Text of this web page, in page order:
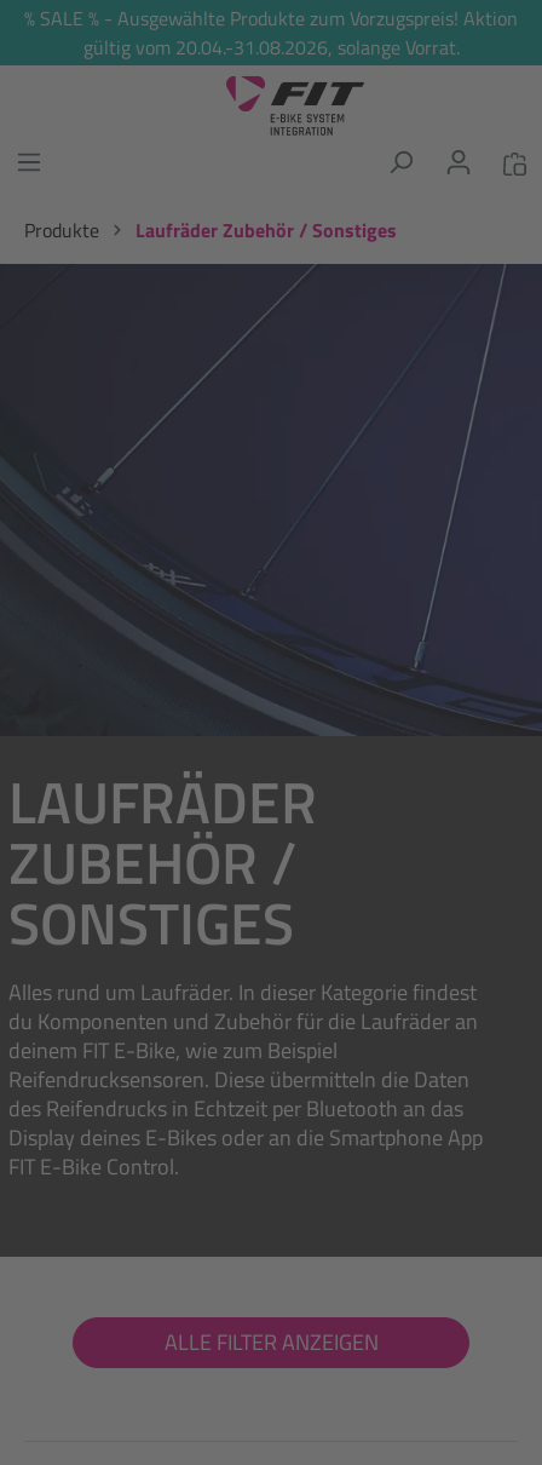
springen
% SALE % - Ausgewählte Produkte zum Vorzugspreis! Aktion
gültig vom 20.04.-31.08.2026, solange Vorrat.
Produkte Laufräder Zubehör / Sonstiges
LAUFRÄDER
ZUBEHÖR /
SONSTIGES
Alles rund um Laufräder. In dieser Kategorie findest
du Komponenten und Zubehör für die Laufräder an
deinem FIT E-Bike, wie zum Beispiel
Reifendrucksensoren. Diese übermitteln die Daten
des Reifendrucks in Echtzeit per Bluetooth an das
Display deines E-Bikes oder an die Smartphone App
FIT E-Bike Control.
ALLE FILTER ANZEIGEN